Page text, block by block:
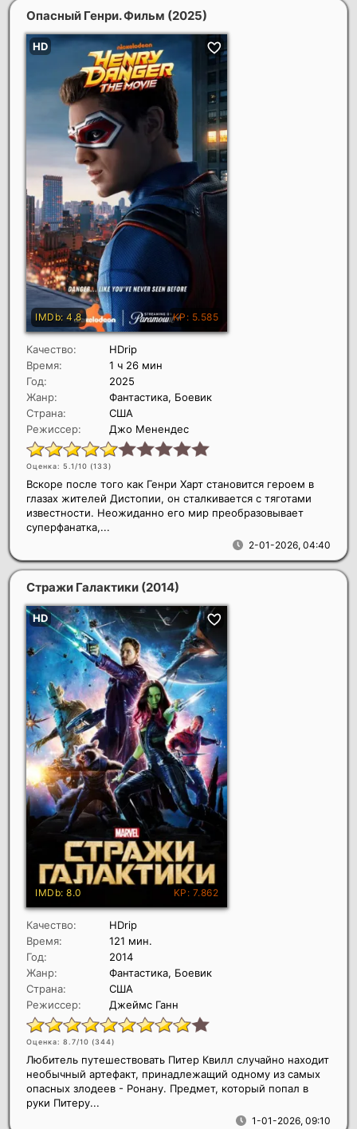
Опасный Генри. Фильм (2025)
Качество:
HDrip
Время:
1 ч 26 мин
Год:
2025
Жанр:
Фантастика, Боевик
Страна:
США
Режиссер:
Джо Менендес
Оценка: 5.1/10 (133)
2-01-2026, 04:40
Вскоре после того как Генри Харт становится героем в
глазах жителей Дистопии, он сталкивается с тяготами
известности. Неожиданно его мир преобразовывает
суперфанатка,...
Стражи Галактики (2014)
Качество:
HDrip
Время:
121 мин.
Год:
2014
Жанр:
Фантастика, Боевик
Страна:
США
Режиссер:
Джеймс Ганн
Оценка: 8.7/10 (344)
1-01-2026, 09:10
Любитель путешествовать Питер Квилл случайно находит
необычный артефакт, принадлежащий одному из самых
опасных злодеев - Ронану. Предмет, который попал в
руки Питеру...